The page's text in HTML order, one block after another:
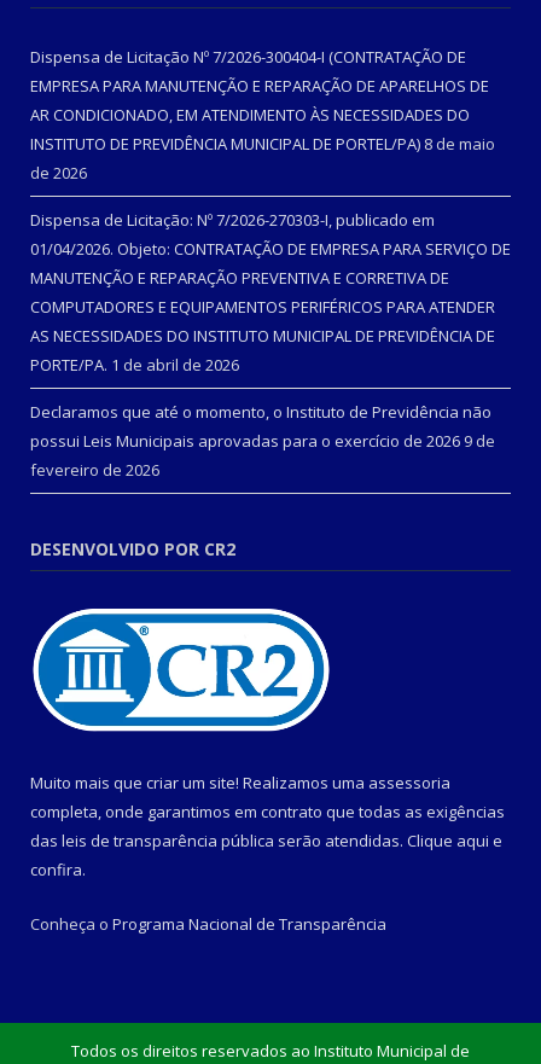
Dispensa de Licitação Nº 7/2026-300404-I (CONTRATAÇÃO DE
EMPRESA PARA MANUTENÇÃO E REPARAÇÃO DE APARELHOS DE
AR CONDICIONADO, EM ATENDIMENTO ÀS NECESSIDADES DO
INSTITUTO DE PREVIDÊNCIA MUNICIPAL DE PORTEL/PA) 8 de maio
de 2026
Dispensa de Licitação: Nº 7/2026-270303-I, publicado em
01/04/2026. Objeto: CONTRATAÇÃO DE EMPRESA PARA SERVIÇO DE
MANUTENÇÃO E REPARAÇÃO PREVENTIVA E CORRETIVA DE
COMPUTADORES E EQUIPAMENTOS PERIFÉRICOS PARA ATENDER
AS NECESSIDADES DO INSTITUTO MUNICIPAL DE PREVIDÊNCIA DE
PORTE/PA. 1 de abril de 2026
Declaramos que até o momento, o Instituto de Previdência não
possui Leis Municipais aprovadas para o exercício de 2026 9 de
fevereiro de 2026
DESENVOLVIDO POR CR2
Muito mais que criar um site! Realizamos uma assessoria
completa, onde garantimos em contrato que todas as exigências
das leis de transparência pública serão atendidas. Clique aqui e
confira.
Conheça o Programa Nacional de Transparência
Todos os direitos reservados ao Instituto Municipal de